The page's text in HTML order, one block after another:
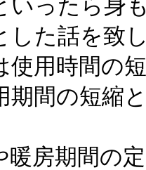
いったら身
した話を致
用時間の
期間の短縮
暖房期間の